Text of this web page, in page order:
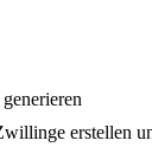
erstellen